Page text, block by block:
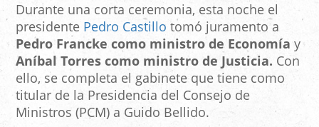
Durante una corta ceremonia, esta noche el
presidente Pedro Castillo tomó juramento a
Pedro Francke como ministro de Economía y
Aníbal Torres como ministro de Justicia. Con
ello, se completa el gabinete que tiene como
titular de la Presidencia del Consejo de
Ministros (PCM) a Guido Bellido.